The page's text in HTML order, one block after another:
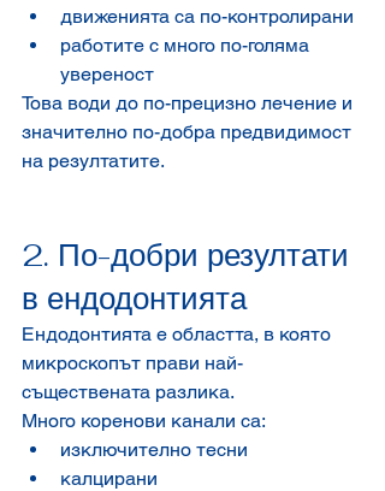
движенията са по-контролирани
работите с много по-голяма
увереност
Това води до по-прецизно лечение и
значително по-добра предвидимост
на резултатите.
2. По-добри резултати
в ендодонтията
Ендодонтията е областта, в която
микроскопът прави най-
съществената разлика.
Много коренови канали са:
изключително тесни
калцирани